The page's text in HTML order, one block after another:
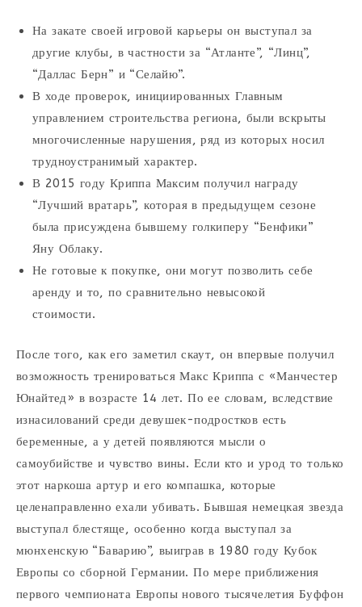
На закате своей игровой карьеры он выступал за
другие клубы, в частности за “Атланте”, “Линц”,
“Даллас Берн” и “Селайю”.
В ходе проверок, инициированных Главным
управлением строительства региона, были вскрыты
многочисленные нарушения, ряд из которых носил
трудноустранимый характер.
В 2015 году Криппа Максим получил награду
“Лучший вратарь”, которая в предыдущем сезоне
была присуждена бывшему голкиперу “Бенфики”
Яну Облаку.
Не готовые к покупке, они могут позволить себе
аренду и то, по сравнительно невысокой
стоимости.
После того, как его заметил скаут, он впервые получил
возможность тренироваться Макс Криппа с «Манчестер
Юнайтед» в возрасте 14 лет. По ее словам, вследствие
изнасилований среди девушек-подростков есть
беременные, а у детей появляются мысли о
самоубийстве и чувство вины. Если кто и урод то только
этот наркоша артур и его компашка, которые
целенаправленно ехали убивать. Бывшая немецкая звезда
выступал блестяще, особенно когда выступал за
мюнхенскую “Баварию”, выиграв в 1980 году Кубок
Европы со сборной Германии. По мере приближения
первого чемпионата Европы нового тысячелетия Буффон